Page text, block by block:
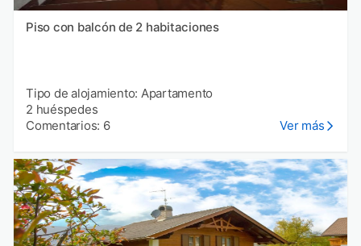
Piso con balcón de 2 habitaciones
Tipo de alojamiento: Apartamento
2 huéspedes
Comentarios: 6
Ver más